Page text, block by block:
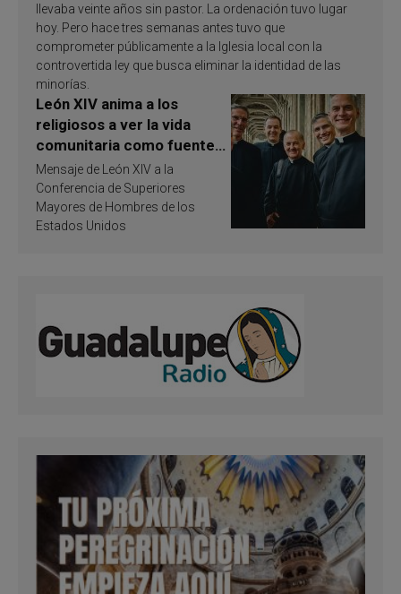
llevaba veinte años sin pastor. La ordenación tuvo lugar
hoy. Pero hace tres semanas antes tuvo que
comprometer públicamente a la Iglesia local con la
controvertida ley que busca eliminar la identidad de las
minorías.
León XIV anima a los
religiosos a ver la vida
comunitaria como fuente
de inspiración y
santificación
Mensaje de León XIV a la
Conferencia de Superiores
Mayores de Hombres de los
Estados Unidos